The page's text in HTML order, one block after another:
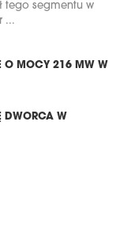
tego segmentu w
...
O MOCY 216 MW W
DWORCA W